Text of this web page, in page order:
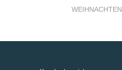
WEIHNACHTEN